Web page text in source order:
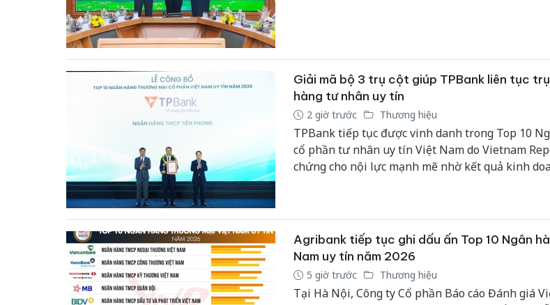
Giải mã bộ 3 trụ cột giúp TPBank liên tục
hàng tư nhân uy tín
2 giờ trước Thương hiệu
TPBank tiếp tục được vinh danh trong Top 10
cổ phần tư nhân uy tín Việt Nam do Vietnam
chứng cho nội lực mạnh mẽ nhờ kết quả kinh
Agribank tiếp tục ghi dấu ấn Top 10 Ngân
Nam uy tín năm 2026
5 giờ trước Thương hiệu
Tại Hà Nội, Công ty Cổ phần Báo cáo Đánh giá